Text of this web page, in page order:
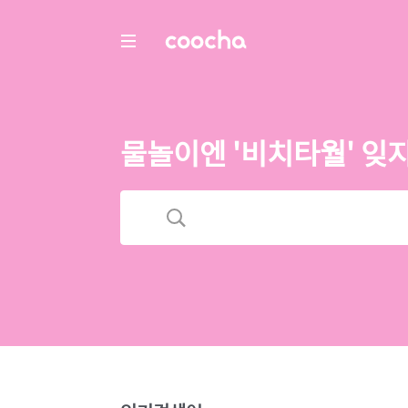
COOCHA
물놀이엔 '비치타월' 잊